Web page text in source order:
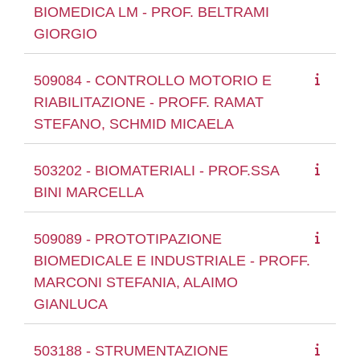
BIOMEDICA LM - PROF. BELTRAMI
GIORGIO
509084 - CONTROLLO MOTORIO E
RIABILITAZIONE - PROFF. RAMAT
STEFANO, SCHMID MICAELA
503202 - BIOMATERIALI - PROF.SSA
BINI MARCELLA
509089 - PROTOTIPAZIONE
BIOMEDICALE E INDUSTRIALE - PROFF.
MARCONI STEFANIA, ALAIMO
GIANLUCA
503188 - STRUMENTAZIONE